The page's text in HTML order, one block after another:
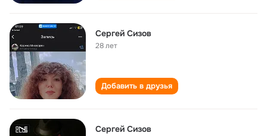
Сергей Сизов
28 лет
Добавить в друзья
Сергей Сизов